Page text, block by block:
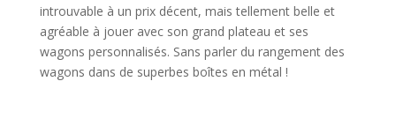
introuvable à un prix décent, mais tellement belle et
agréable à jouer avec son grand plateau et ses
wagons personnalisés. Sans parler du rangement des
wagons dans de superbes boîtes en métal !